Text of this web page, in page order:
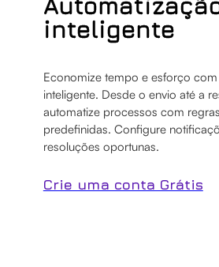
inteligente
Economize tempo e esforço
inteligente. Desde o envio até a
automatize processos com
predefinidas. Configure
resoluções oportunas.
Crie uma conta Grátis